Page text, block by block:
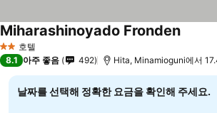
2 성급호텔
Miharashinoyado Fronden
8.1 아주 좋음 492 Hita, Minamioguni에서
날짜를 선택해 정확한 요금을 확인해 주세요.